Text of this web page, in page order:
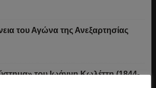
του Αγώνα της Ανεξαρτησίας
του Ιωάννη Κωλέττη (1844-